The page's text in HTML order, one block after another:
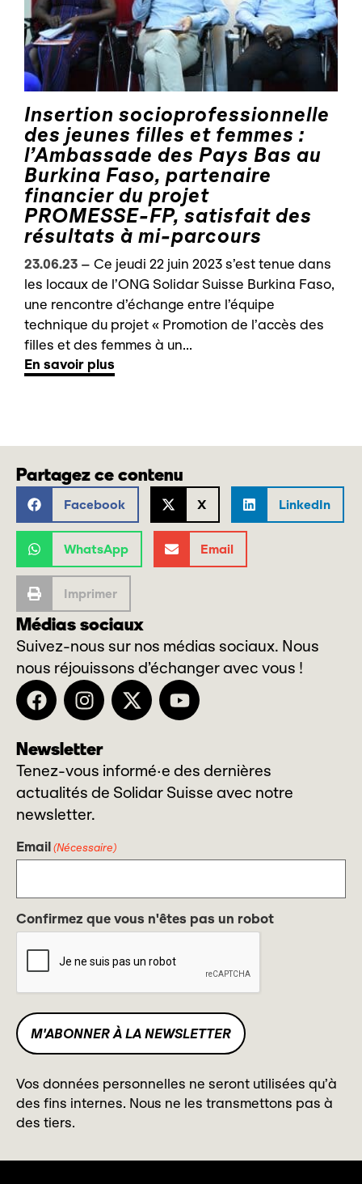
Insertion socioprofessionnelle
des jeunes filles et femmes :
l’Ambassade des Pays Bas au
Burkina Faso, partenaire
financier du projet
PROMESSE-FP, satisfait des
résultats à mi-parcours
23.06.23 – Ce jeudi 22 juin 2023 s’est tenue dans
les locaux de l’ONG Solidar Suisse Burkina Faso,
une rencontre d’échange entre l’équipe
technique du projet « Promotion de l’accès des
filles et des femmes à un...
En savoir plus
Partagez ce contenu
Facebook X LinkedIn
WhatsApp Email
Imprimer
Médias sociaux
Suivez-nous sur nos médias sociaux. Nous
nous réjouissons d’échanger avec vous !
Newsletter
Tenez-vous informé·e des dernières
actualités de Solidar Suisse avec notre
newsletter.
Email(Nécessaire)
Confirmez que vous n'êtes pas un robot
Vos données personnelles ne seront utilisées qu’à
des fins internes. Nous ne les transmettons pas à
des tiers.